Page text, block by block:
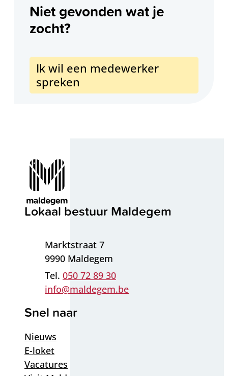
Niet gevonden wat je
zocht?
Ik wil een medewerker
spreken
Contact & openingsuren
Lokaal bestuur Maldegem
AdresMarktstraat 7
,9990 Maldegem
050 72 89 30
E-mailinfo@maldegem.be
Snel naar
Nieuws
E-loket
Vacatures